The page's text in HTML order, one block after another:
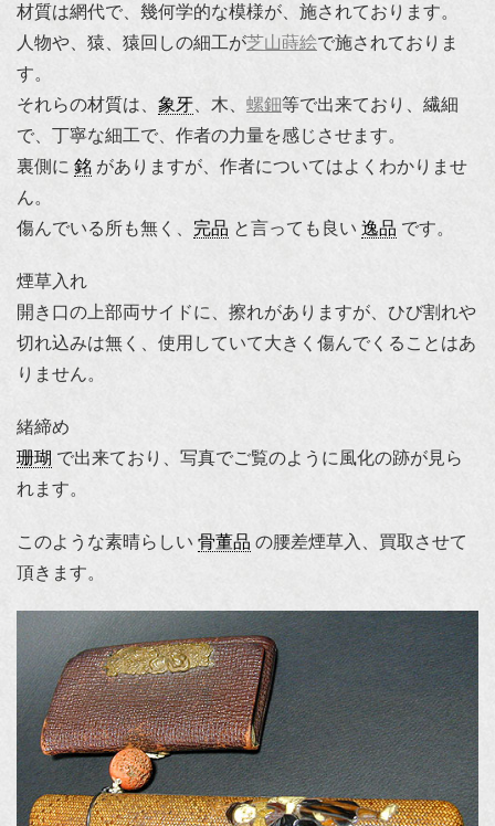
材質は網代で、幾何学的な模様が、施されております。
人物や、猿、猿回しの細工が芝山蒔絵で施されておりま
す。
それらの材質は、 象牙 、木、 螺鈿等で出来ており、繊細
で、丁寧な細工で、作者の力量を感じさせます。
裏側に 銘 がありますが、作者についてはよくわかりませ
ん。
傷んでいる所も無く、 完品 と言っても良い 逸品 です。
煙草入れ
開き口の上部両サイドに、擦れがありますが、ひび割れや
切れ込みは無く、使用していて大きく傷んでくることはあ
りません。
緒締め
珊瑚 で出来ており、写真でご覧のように風化の跡が見ら
れます。
このような素晴らしい 骨董品 の腰差煙草入、買取させて
頂きます。